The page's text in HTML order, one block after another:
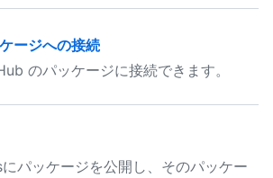
ージへの接続
のパッケージに接続できます。
パッケージを公開し、そのパッケー